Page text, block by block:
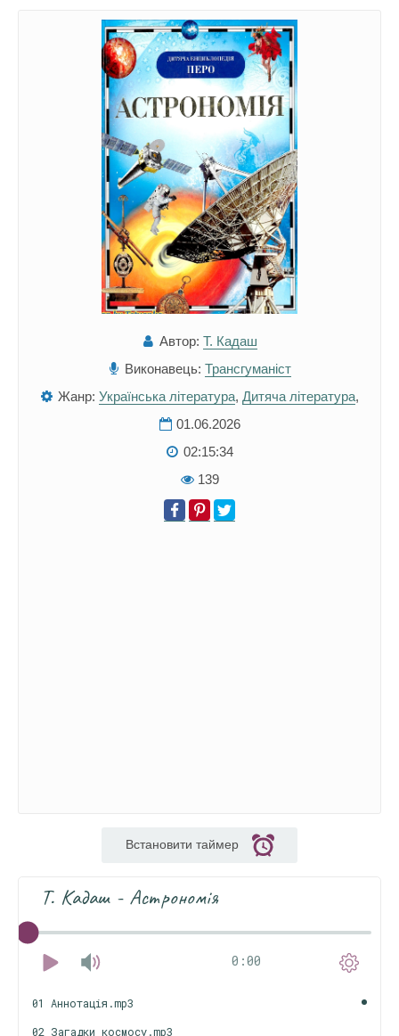
Автор: Т. Кадаш
Виконавець: Трансгуманіст
Жанр: Українська література, Дитяча література,
01.06.2026
02:15:34
139
Встановити таймер
Т. Кадаш - Астрономія
0:00
01 Аннотація.mp3
02 Загадки космосу.mp3